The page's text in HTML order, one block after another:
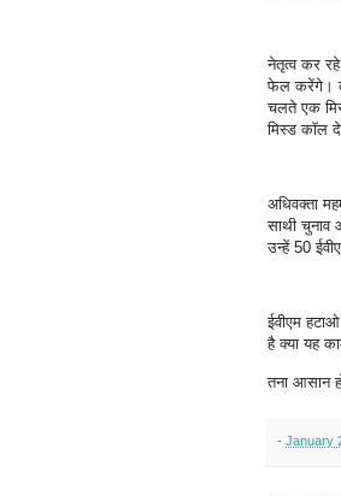
नेतृत्व कर
फेल करेंगे।
चलते एक
मिस्ड कॉल
अधिवक्ता
साथी चुनाव
उन्हें 50
ईवीएम
है क्या यह
तना आसान
- January